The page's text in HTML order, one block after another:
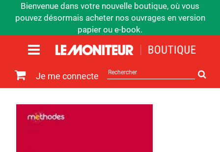
Bienvenue dans votre nouvelle boutique, où vous
pouvez désormais acheter nos ouvrages en version
papier ou e-book.
Je me connecte
sur
le